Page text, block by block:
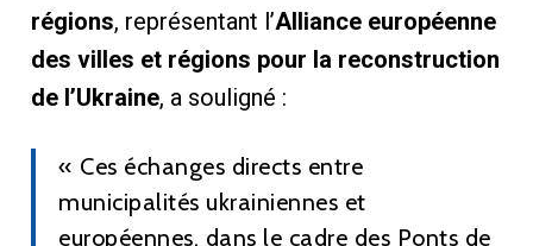
régions, représentant l’Alliance européenne
des villes et régions pour la reconstruction
de l’Ukraine, a souligné :
« Ces échanges directs entre
municipalités ukrainiennes et
européennes, dans le cadre des Ponts de